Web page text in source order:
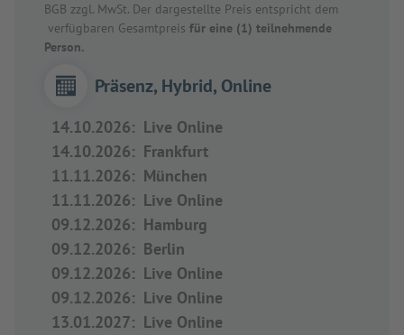
BGB zzgl. MwSt. Der dargestellte Preis entspricht dem
verfügbaren Gesamtpreis für eine (1) teilnehmende
Person.
Präsenz, Hybrid, Online
14.10.2026: Live Online
14.10.2026: Frankfurt
11.11.2026: München
11.11.2026: Live Online
09.12.2026: Hamburg
09.12.2026: Berlin
09.12.2026: Live Online
09.12.2026: Live Online
13.01.2027: Live Online